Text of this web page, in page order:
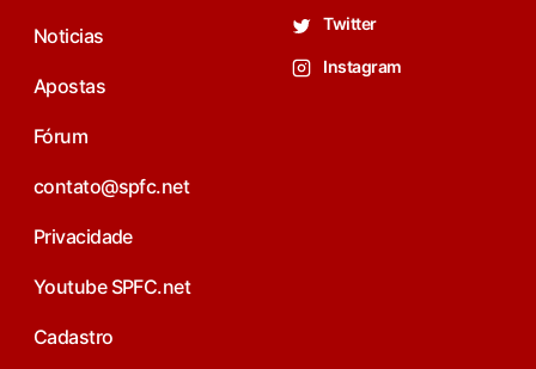
Noticias
Apostas
Fórum
contato@spfc.net
Privacidade
Youtube SPFC.net
Cadastro
Twitter
Instagram